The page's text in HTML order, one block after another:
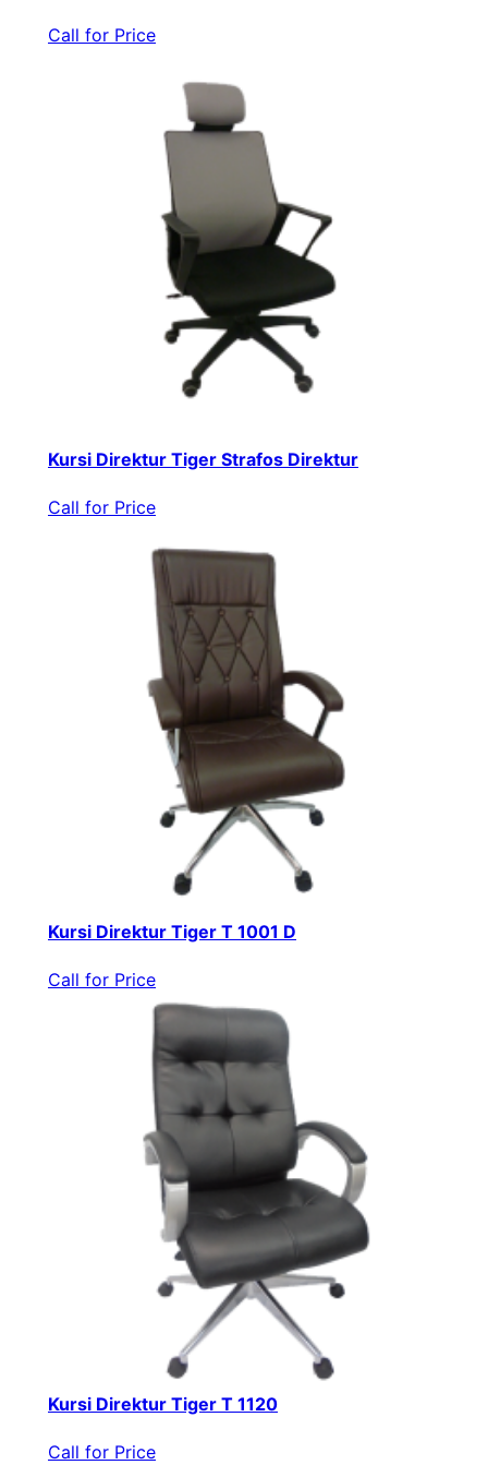
Call for Price
Kursi Direktur Tiger Strafos Direktur
Call for Price
Kursi Direktur Tiger T 1001 D
Call for Price
Kursi Direktur Tiger T 1120
Call for Price